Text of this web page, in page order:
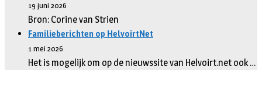
19 juni 2026
Bron: Corine van Strien
Familieberichten op HelvoirtNet
1 mei 2026
Het is mogelijk om op de nieuwssite van Helvoirt.net ook …